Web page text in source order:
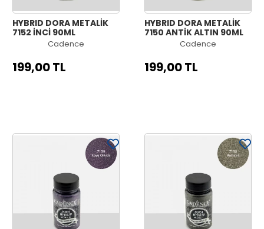
HYBRID DORA METALİK
7152 İNCİ 90ML
Cadence
199,00 TL
HYBRID DORA METALİK
7150 ANTİK ALTIN 90ML
Cadence
199,00 TL